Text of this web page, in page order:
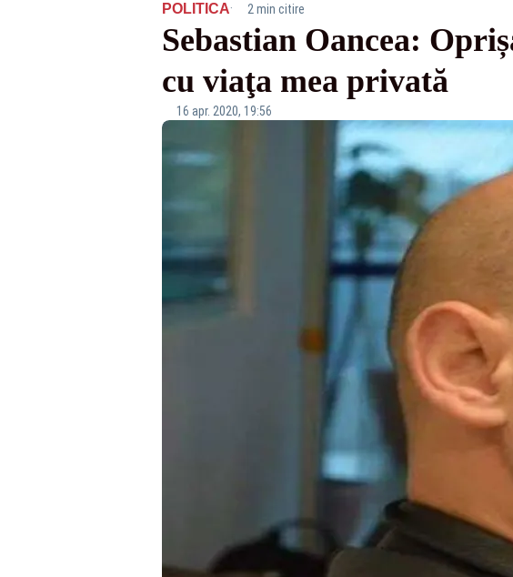
POLITICA· 2 min citire
Sebastian Oancea:
cu viaţa mea privată
16 apr. 2020, 19:56